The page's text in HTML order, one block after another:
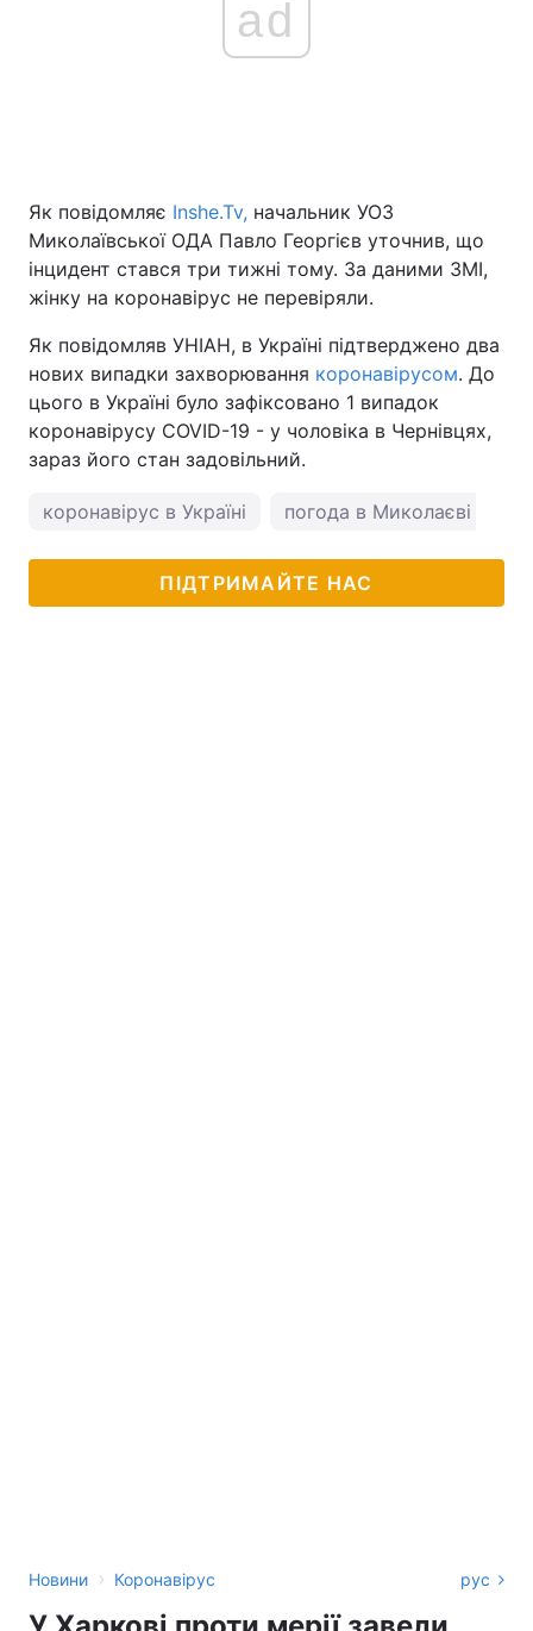
ad
Як повідомляє Inshe.Tv, начальник УОЗ
Миколаївської ОДА Павло Георгієв уточнив, що
інцидент стався три тижні тому. За даними ЗМІ,
жінку на коронавірус не перевіряли.
Як повідомляв УНІАН, в Україні підтверджено два
нових випадки захворювання коронавірусом. До
цього в Україні було зафіксовано 1 випадок
коронавірусу COVID-19 - у чоловіка в Чернівцях,
зараз його стан задовільний.
коронавірус в Україні погода в Миколаєві
ПІДТРИМАЙТЕ НАС
Новини › Коронавірус рус